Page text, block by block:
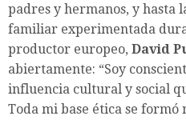
padres y hermanos, y hasta
familiar experimentada
productor europeo, David
abiertamente: “Soy
influencia cultural y social
Toda mi base ética se formó